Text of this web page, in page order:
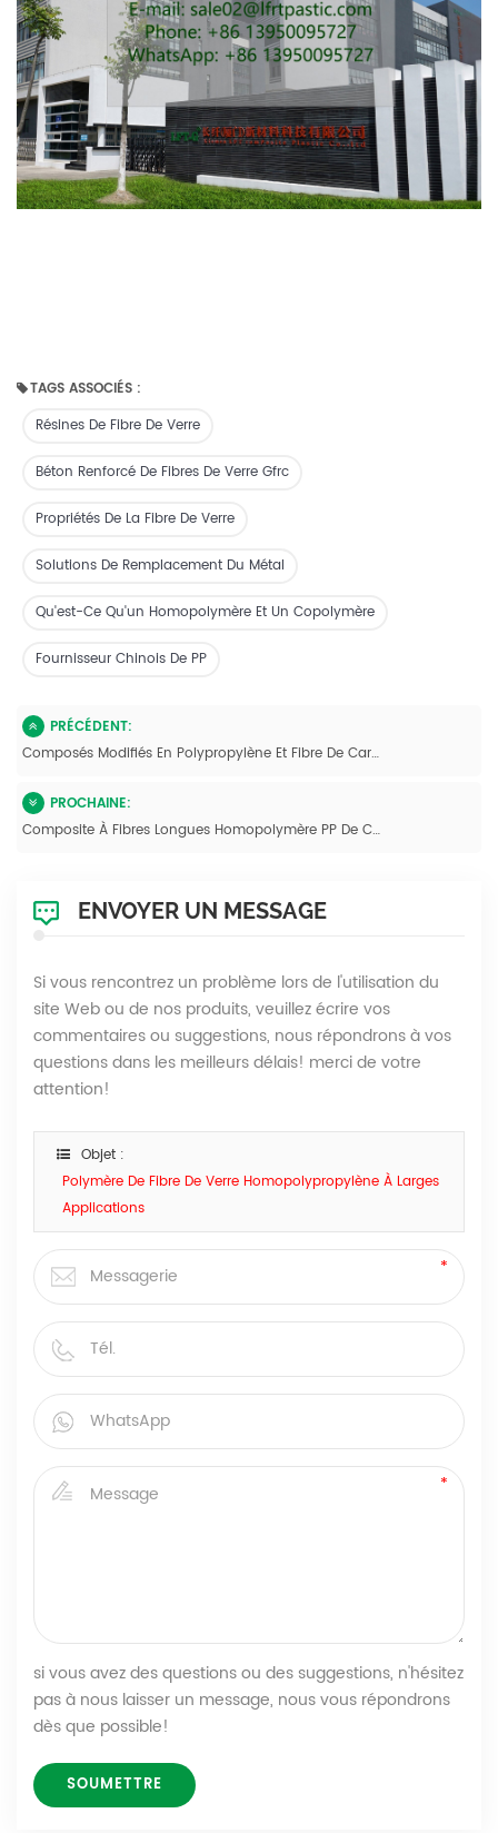
TAGS ASSOCIÉS :
Résines De Fibre De Verre
Béton Renforcé De Fibres De Verre Gfrc
Propriétés De La Fibre De Verre
Solutions De Remplacement Du Métal
Qu'est-Ce Qu'un Homopolymère Et Un Copolymère
Fournisseur Chinois De PP
PRÉCÉDENT:
Composés Modifiés En Polypropylène Et Fibre De Carbone De Chine
PROCHAINE:
Composite À Fibres Longues Homopolymère PP De Chine Offrant Une Résistance Et Une Durabilité Supérieures
ENVOYER UN MESSAGE
Si vous rencontrez un problème lors de l'utilisation du
site Web ou de nos produits, veuillez écrire vos
commentaires ou suggestions, nous répondrons à vos
questions dans les meilleurs délais! merci de votre
attention!
Objet :
Polymère De Fibre De Verre Homopolypropylène À Larges
Applications
si vous avez des questions ou des suggestions, n'hésitez
pas à nous laisser un message, nous vous répondrons
dès que possible!